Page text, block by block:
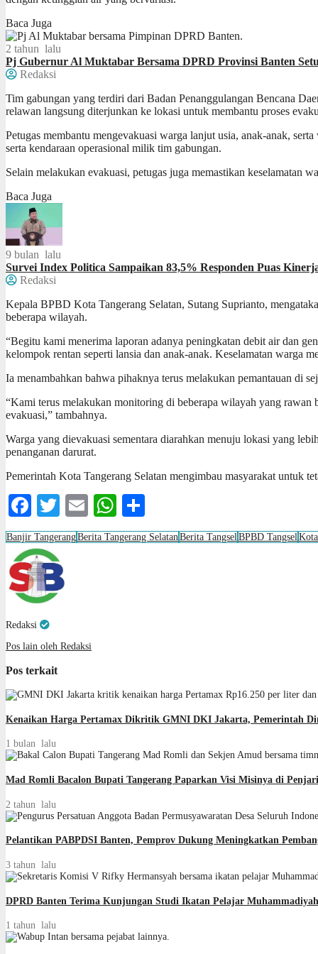
Baca Juga
2 tahun lalu
Pj Gubernur Al Muktabar Bersama DPRD Provinsi Banten
Redaksi
Tim gabungan yang terdiri dari Badan Penanggulangan Bencana
relawan langsung diterjunkan ke lokasi untuk membantu proses
Petugas membantu mengevakuasi warga lanjut usia, anak-anak,
serta kendaraan operasional milik tim gabungan.
Selain melakukan evakuasi, petugas juga memastikan keselamatan
Baca Juga
9 bulan lalu
Survei Index Politica Sampaikan 83,5% Responden Puas
Redaksi
Kepala BPBD Kota Tangerang Selatan, Sutang Suprianto,
beberapa wilayah.
“Begitu kami menerima laporan adanya peningkatan debit air dan
kelompok rentan seperti lansia dan anak-anak. Keselamatan warga
Ia menambahkan bahwa pihaknya terus melakukan pemantauan di
“Kami terus melakukan monitoring di beberapa wilayah yang rawan
evakuasi,” tambahnya.
Warga yang dievakuasi sementara diarahkan menuju lokasi yang
penanganan darurat.
Pemerintah Kota Tangerang Selatan mengimbau masyarakat untuk
Facebook
Twitter
EmailWhatsApp
Banjir TangerangBerita Tangerang Selatan Berita Tangsel BPBD Tangsel
Redaksi
Pos lain oleh Redaksi
Pos terkait
Kenaikan Harga Pertamax Dikritik GMNI DKI Jakarta, Pemerintah
1 bulan lalu
Mad Romli Bacalon Bupati Tangerang Paparkan Visi Misinya di
2 tahun lalu
Pelantikan PABPDSI Banten, Pemprov Dukung Meningkatkan
3 tahun lalu
DPRD Banten Terima Kunjungan Studi Ikatan Pelajar Muhammadiyah
1 tahun lalu